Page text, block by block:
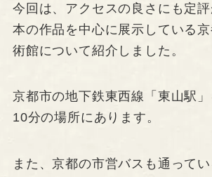
今回は、アクセスの良さにも定
本の作品を中心に展示している
術館について紹介しました。
京都市の地下鉄東西線「東山駅
10分の場所にあります。
また、京都の市営バスも通って